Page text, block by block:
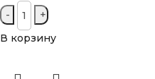
В корзину